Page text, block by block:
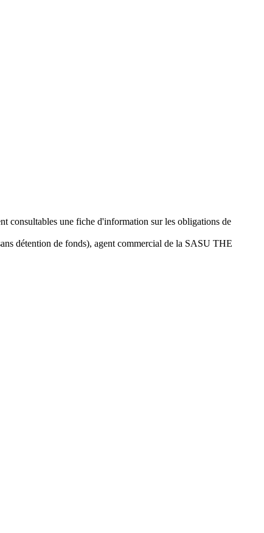
consultables une fiche d'information sur les obligations de
détention de fonds), agent commercial de la SASU THE